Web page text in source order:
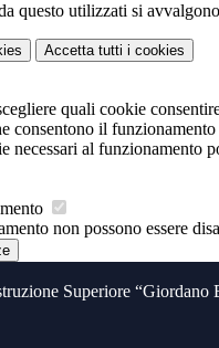
questo utilizzati si
Accetta tutti i cookies
quali cookie
consentono il
necessari al funzionamento
non possono essere
Superiore “Giordano